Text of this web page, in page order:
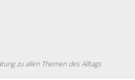
zu allen Themen des Alltags